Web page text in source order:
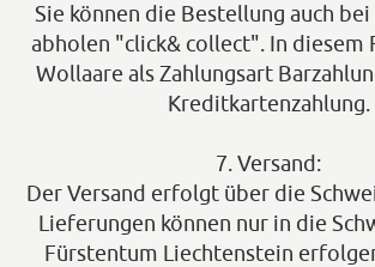
Sie können die Bestellung auch bei
abholen "click& collect". In diesem
Wollaare als Zahlungsart
Kreditkartenzahlung.
7. Versand:
Der Versand erfolgt über die
Lieferungen können nur in die
Fürstentum Liechtenstein